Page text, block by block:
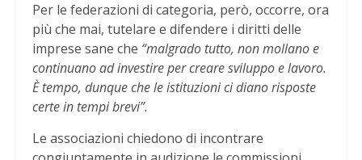
Per le federazioni di categoria, però, occorre, ora
più che mai, tutelare e difendere i diritti delle
imprese sane che “malgrado tutto, non mollano e
continuano ad investire per creare sviluppo e lavoro.
È tempo, dunque che le istituzioni ci diano risposte
certe in tempi brevi”.
Le associazioni chiedono di incontrare